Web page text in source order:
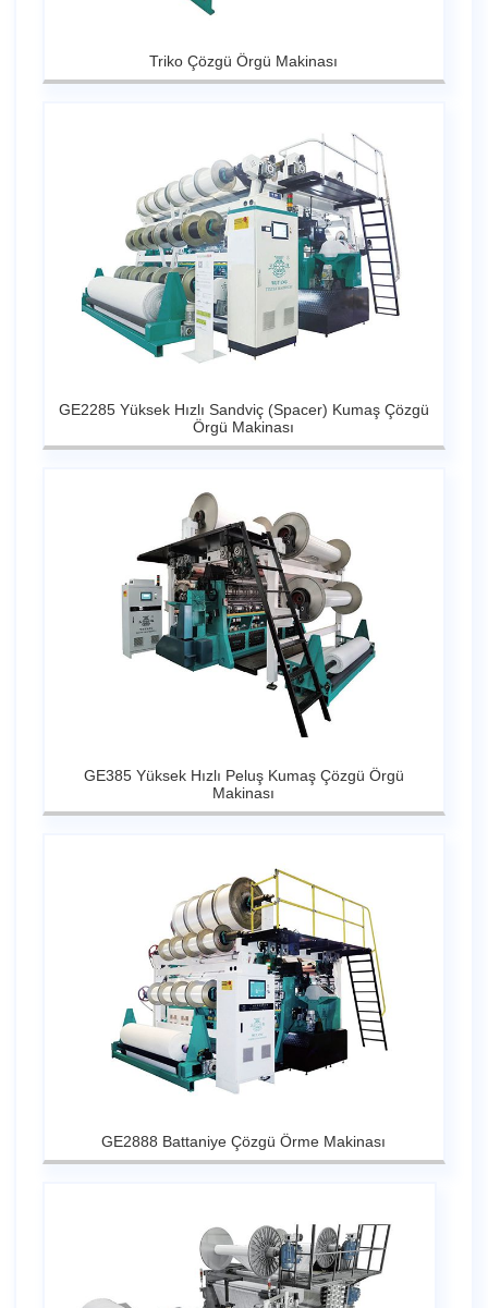
Triko Çözgü Örgü Makinası
GE2285 Yüksek Hızlı Sandviç (Spacer) Kumaş Çözgü
Örgü Makinası
GE385 Yüksek Hızlı Peluş Kumaş Çözgü Örgü
Makinası
GE2888 Battaniye Çözgü Örme Makinası